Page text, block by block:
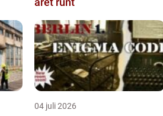
04 juli 2026